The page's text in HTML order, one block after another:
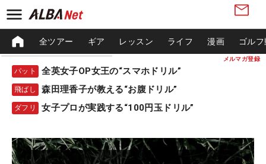
メルマガ登録
全ツアー ギア レッスン ライフ 漫画 ゴル
パット 全英女子OP女王の“スマホドリル”
飛ばし 森田理香子が教える“お腹ドリル”
ダフリ 女子プロが実践する“100円玉ドリル”